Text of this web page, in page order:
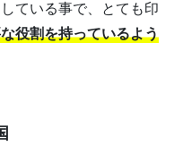
ている事で、とても印
役割を持っているよう